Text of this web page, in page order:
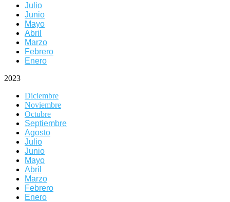
Julio
Junio
Mayo
Abril
Marzo
Febrero
Enero
2023
Diciembre
Noviembre
Octubre
Septiembre
Agosto
Julio
Junio
Mayo
Abril
Marzo
Febrero
Enero